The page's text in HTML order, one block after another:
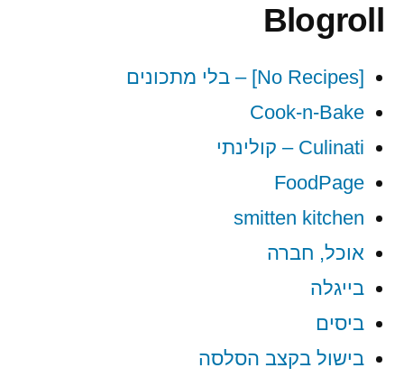
Blogroll
[No Recipes] – בלי מתכונים
Cook-n-Bake
Culinati – קולינתי
FoodPage
smitten kitchen
אוכל, חברה
בייגלה
ביסים
בישול בקצב הסלסה